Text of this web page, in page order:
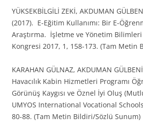
YÜKSEKBİLGİLİ ZEKİ, AKDUMAN
(2017). E-Eğitim Kullanımı: Bir E-
Araştırma. İşletme ve Yönetim Bilimleri
Kongresi 2017, 1, 158-173. (Tam Metin
KARAHAN GÜLNAZ, AKDUMAN
Havacılık Kabin Hizmetleri Programı
Görünüş Kaygısı ve Öznel İyi Oluş
UMYOS International Vocational
80-88. (Tam Metin Bildiri/Sözlü Sunum)